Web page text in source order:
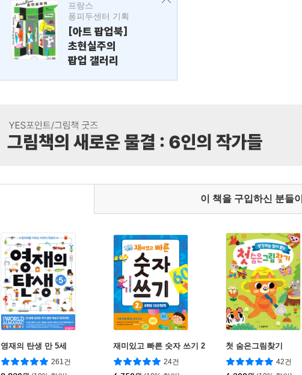
프랑스
퐁피두센터 기획
[아트 팝업북]
초현실주의
팝업 갤러리
이 책을 구입하신 분들이
영재의 탄생 만 5세
261건
재미있고 빠른 숫자 쓰기 2
24건
첫 숨은그림찾기
42건